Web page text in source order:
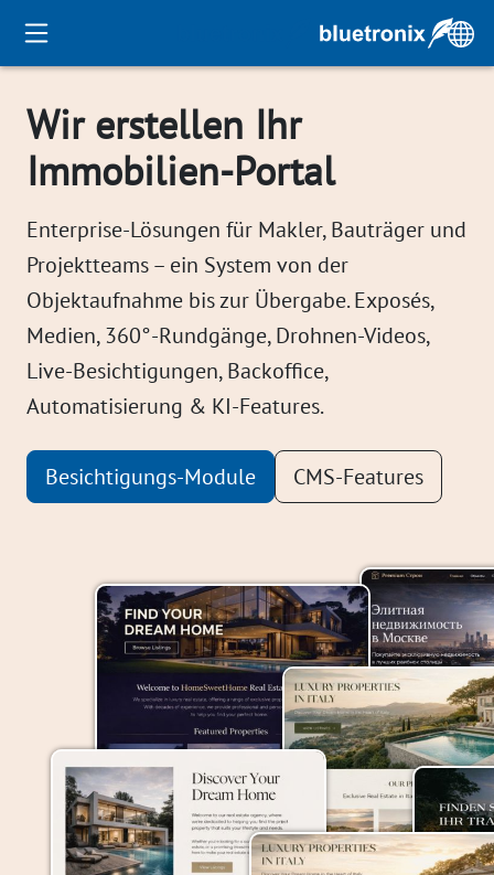
Wir erstellen Ihr
Immobilien-Portal
Enterprise-Lösungen für Makler, Bauträger und
Projektteams – ein System von der
Objektaufnahme bis zur Übergabe. Exposés,
Medien, 360°-Rundgänge, Drohnen-Videos,
Live-Besichtigungen, Backoffice,
Automatisierung & KI-Features.
Besichtigungs-Module CMS-Features